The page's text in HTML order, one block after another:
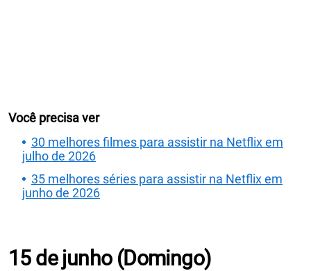
Você precisa ver
30 melhores filmes para assistir na Netflix em
julho de 2026
35 melhores séries para assistir na Netflix em
junho de 2026
15 de junho (Domingo)